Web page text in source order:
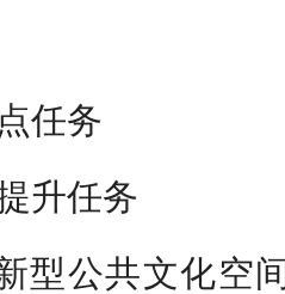
任务
升任务
型公共文化空